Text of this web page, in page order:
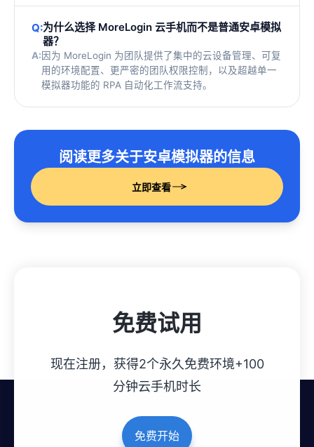
Q:为什么选择 MoreLogin 云手机而不是普通安卓模拟
器？
A:因为 MoreLogin 为团队提供了集中的云设备管理、可复
用的环境配置、更严密的团队权限控制，以及超越单一
模拟器功能的 RPA 自动化工作流支持。
阅读更多关于安卓模拟器的信息
立即查看
免费试用
现在注册，获得2个永久免费环境+100
分钟云手机时长
免费开始